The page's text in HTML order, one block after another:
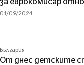
за еврокомисар
01/09/2024
България
От днес детските